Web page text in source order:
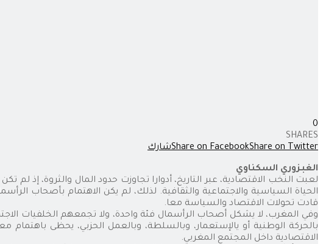
0
SHARES
Share on FacebookShare on Twitter شارك
الغبزوري السكناوي
لعبت النخب الاقتصادية، عبر التاريخ، أدوارا تجاوزت حدود المال والثروة،
الحياة السياسية والاجتماعية والثقافية. لذلك، لم يكن الاهتمام بأصحاب
قادت تحولات الاقتصاد والسياسة معا.
وفي المغرب، لا يشكل أصحاب الرأسمال فئة واحدة، ولا تجمعهم الخلفيات
بالحركة الوطنية أو يالإستعمار، وبالسلطة، وبالعمل الحزبي، يحظى
الاقتصادية داخل المجتمع المغربي.